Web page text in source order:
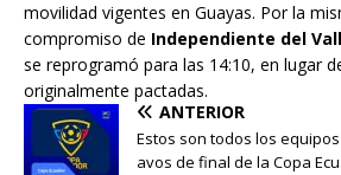
movilidad vigentes en Guayas. Por la
compromiso de Independiente del
se reprogramó para las 14:10, en lugar
originalmente pactadas.
ANTERIOR
Estos son todos los
avos de final de la Copa